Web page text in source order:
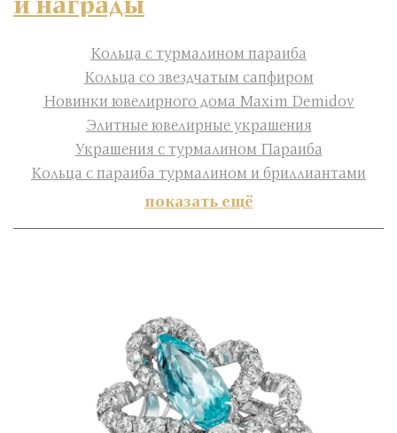
Кольца с турмалином параиба
Кольца со звездчатым сапфиром
Новинки ювелирного дома Maxim Demidov
Элитные ювелирные украшения
Украшения с турмалином Параиба
Кольца с параиба турмалином и бриллиантами
показать ещё